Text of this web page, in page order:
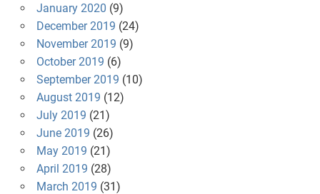
January 2020 (9)
December 2019 (24)
November 2019 (9)
October 2019 (6)
September 2019 (10)
August 2019 (12)
July 2019 (21)
June 2019 (26)
May 2019 (21)
April 2019 (28)
March 2019 (31)